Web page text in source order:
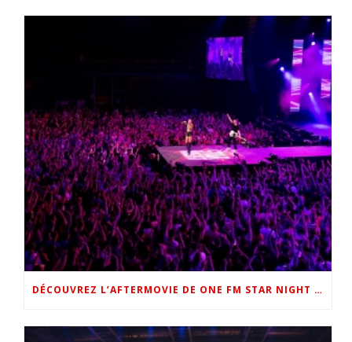
DÉCOUVREZ L’AFTERMOVIE DE ONE FM STAR NIGHT 2022 !